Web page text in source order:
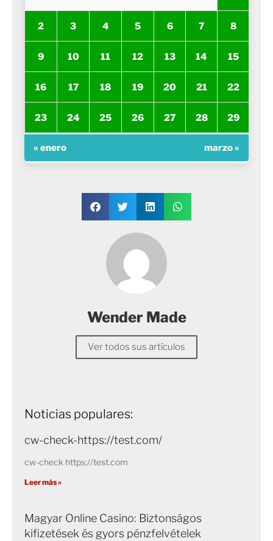
2 3 4 5 6 7 8
9 10 11 12 13 14 15
16 17 18 19 20 21 22
23 24 25 26 27 28 29
« enero marzo »
Wender Made
Ver todos sus artículos
Noticias populares:
cw-check-https://test.com/
cw-check https://test.com
Leer más »
Magyar Online Casino: Biztonságos
kifizetések és gyors pénzfelvételek